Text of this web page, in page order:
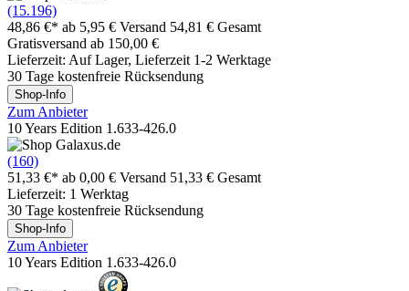
(15.196)
48,86 €* ab 5,95 € Versand 54,81 € Gesamt
Gratisversand ab 150,00 €
Lieferzeit: Auf Lager, Lieferzeit 1-2 Werktage
30 Tage kostenfreie Rücksendung
Shop-Info
Zum Anbieter
10 Years Edition 1.633-426.0
(160)
51,33 €* ab 0,00 € Versand 51,33 € Gesamt
Lieferzeit: 1 Werktag
30 Tage kostenfreie Rücksendung
Shop-Info
Zum Anbieter
10 Years Edition 1.633-426.0